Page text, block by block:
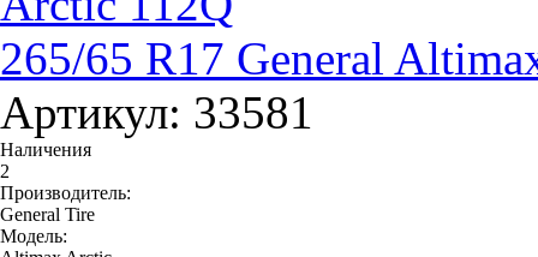
265/65 R17 General
Артикул: 33581
Наличения
2
Производитель:
General Tire
Модель: